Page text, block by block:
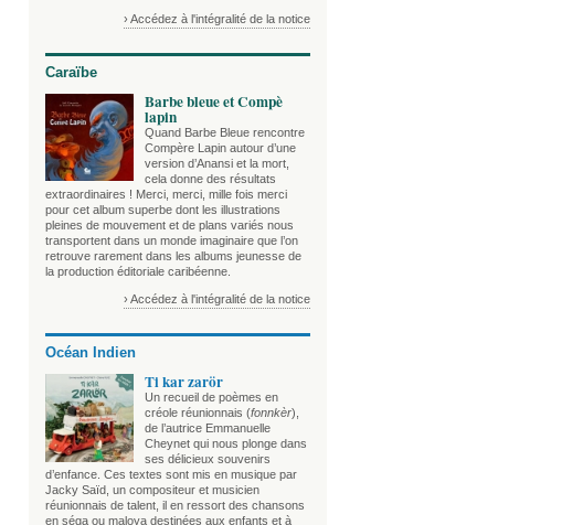
› Accédez à l'intégralité de la notice
Caraïbe
Barbe bleue et Compè
lapin
Quand Barbe Bleue rencontre
Compère Lapin autour d’une
version d’Anansi et la mort,
cela donne des résultats
extraordinaires ! Merci, merci, mille fois merci
pour cet album superbe dont les illustrations
pleines de mouvement et de plans variés nous
transportent dans un monde imaginaire que l’on
retrouve rarement dans les albums jeunesse de
la production éditoriale caribéenne.
› Accédez à l'intégralité de la notice
Océan Indien
Ti kar zarör
Un recueil de poèmes en
créole réunionnais (fonnkèr),
de l’autrice Emmanuelle
Cheynet qui nous plonge dans
ses délicieux souvenirs
d’enfance. Ces textes sont mis en musique par
Jacky Saïd, un compositeur et musicien
réunionnais de talent, il en ressort des chansons
en séga ou maloya destinées aux enfants et à